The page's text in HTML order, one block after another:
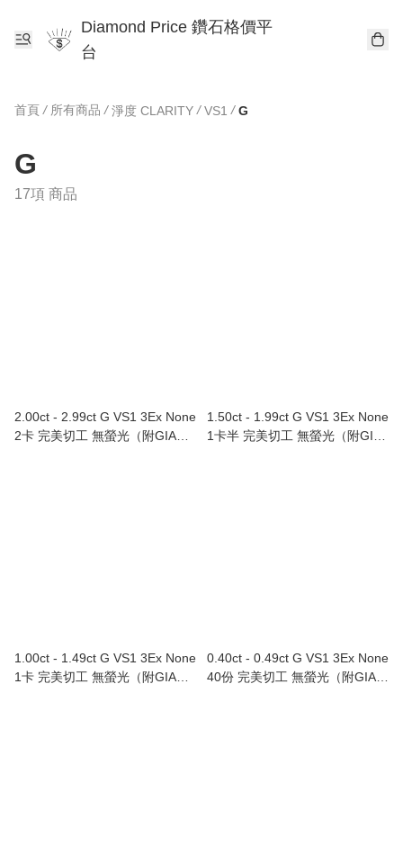
Diamond Price 鑽石格價平
台
首頁 / 所有商品 / 淨度 CLARITY / VS1 / G
G
17項 商品
2.00ct - 2.99ct G VS1 3Ex None
2卡 完美切工 無螢光（附GIA證
1.50ct - 1.99ct G VS1 3Ex None
1卡半 完美切工 無螢光（附GIA
1.00ct - 1.49ct G VS1 3Ex None
1卡 完美切工 無螢光（附GIA證
0.40ct - 0.49ct G VS1 3Ex None
40份 完美切工 無螢光（附GIA證